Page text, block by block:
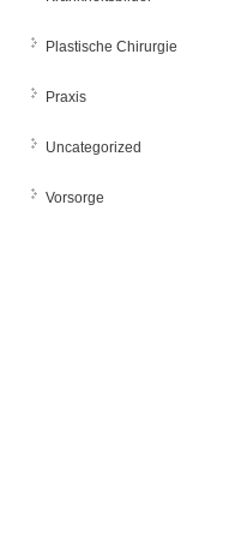
Plastische Chirurgie
Praxis
Uncategorized
Vorsorge